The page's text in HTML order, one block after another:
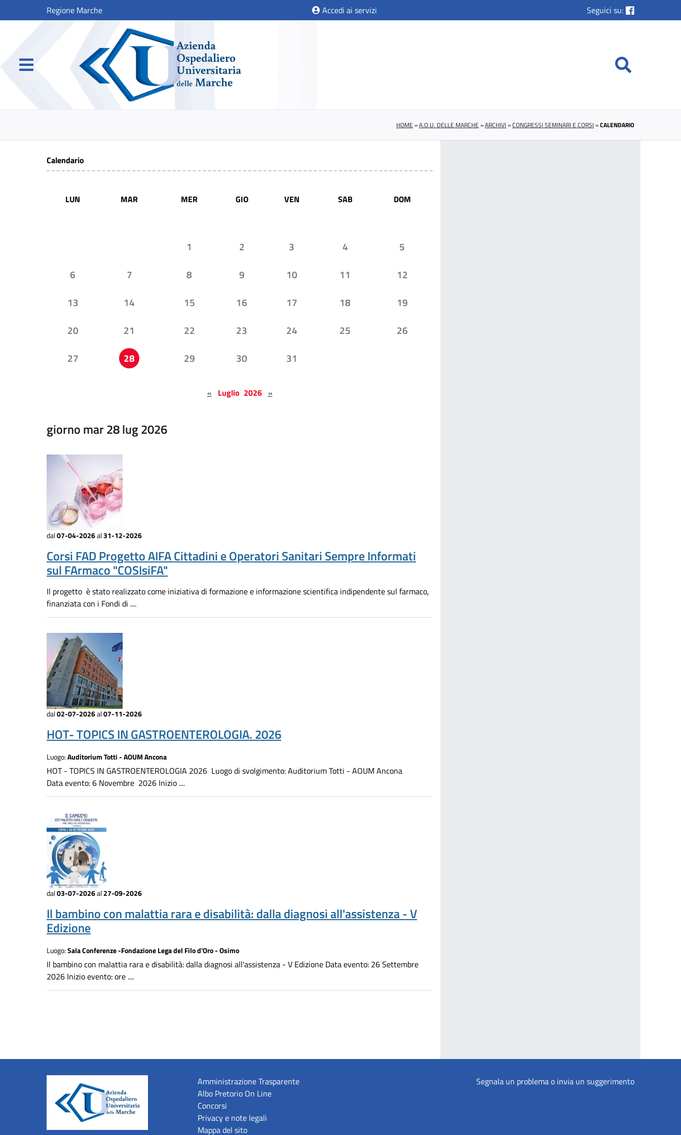
Regione Marche Accedi ai servizi Seguici su:
HOME »A.O.U. DELLE MARCHE »ARCHIVI »CONGRESSI SEMINARI E CORSI »CALENDARIO
Calendario
LUN MAR MER GIO VEN SAB DOM
1 2 3 4
5
6
7 8 9 10 11
12
13
14 15 16 17 18
19
20
21 22 23 24 25
26
27
28 29 30 31
« Luglio 2026 »
giorno mar 28 lug 2026
dal07-04-2026al31-12-2026
Corsi FAD Progetto AIFA Cittadini e Operatori Sanitari Sempre Informati
sul FArmaco "COSIsiFA"
Il progetto è stato realizzato come iniziativa di formazione e informazione scientifica indipendente sul farmaco,
finanziata con i Fondi di ....
dal02-07-2026al07-11-2026
HOT- TOPICS IN GASTROENTEROLOGIA. 2026
Luogo:Auditorium Totti - AOUM Ancona
HOT - TOPICS IN GASTROENTEROLOGIA 2026 Luogo di svolgimento: Auditorium Totti - AOUM Ancona
Data evento: 6 Novembre 2026 Inizio ....
dal03-07-2026al27-09-2026
Il bambino con malattia rara e disabilità: dalla diagnosi all'assistenza - V
Edizione
Luogo:Sala Conferenze -Fondazione Lega del Filo d'Oro - Osimo
Il bambino con malattia rara e disabilità: dalla diagnosi all'assistenza - V Edizione Data evento: 26 Settembre
2026 Inizio evento: ore ....
Amministrazione Trasparente
Albo Pretorio On Line
Concorsi
Privacy e note legali
Mappa del sito
Segnala un problema o invia un suggerimento